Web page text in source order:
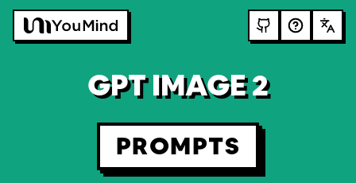
GPT IMAGE 2
PROMPTS